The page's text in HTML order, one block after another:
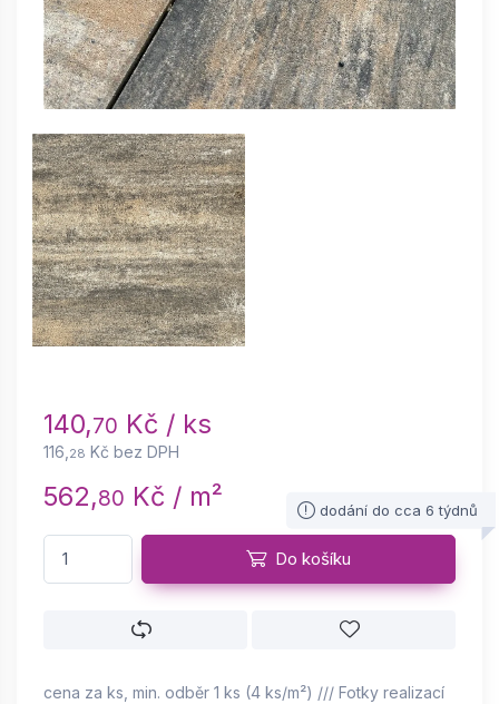
140,70 Kč / ks
116, 28 Kč bez DPH
562,80 Kč / m² dodání do cca 6 týdnů
Do košíku
cena za ks, min. odběr 1 ks (4 ks/m²) /// Fotky realizací